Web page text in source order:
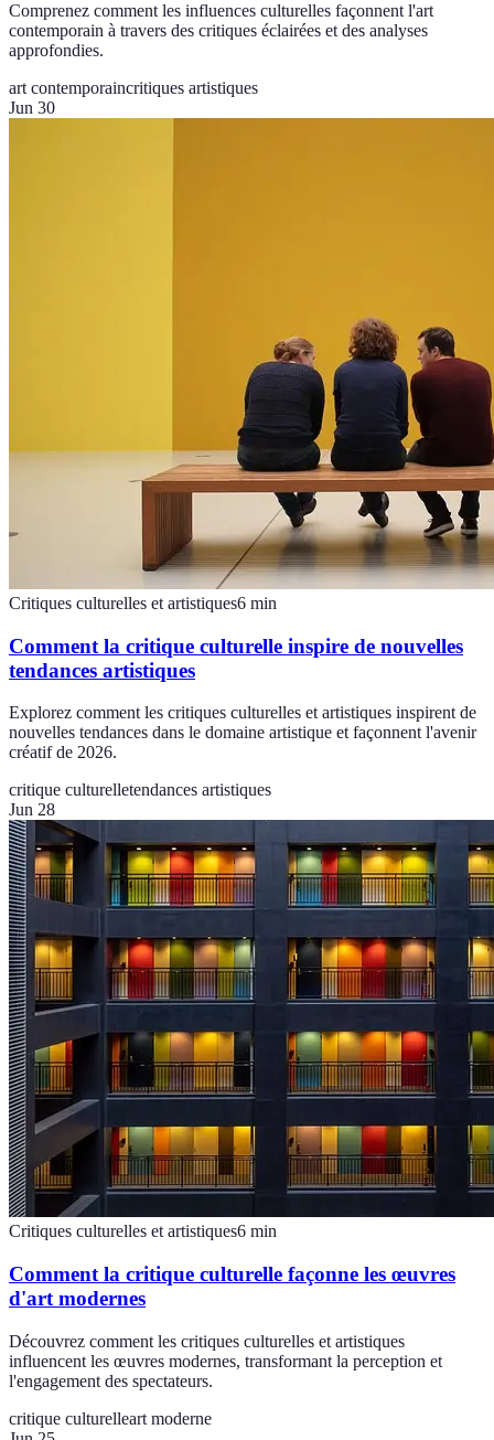
Comprenez comment les influences culturelles façonnent l'art
contemporain à travers des critiques éclairées et des analyses
approfondies.
art contemporaincritiques artistiques
Jun 30
Critiques culturelles et artistiques6 min
Comment la critique culturelle inspire de nouvelles
tendances artistiques
Explorez comment les critiques culturelles et artistiques inspirent de
nouvelles tendances dans le domaine artistique et façonnent l'avenir
créatif de 2026.
critique culturelletendances artistiques
Jun 28
Critiques culturelles et artistiques6 min
Comment la critique culturelle façonne les œuvres
d'art modernes
Découvrez comment les critiques culturelles et artistiques
influencent les œuvres modernes, transformant la perception et
l'engagement des spectateurs.
critique culturelleart moderne